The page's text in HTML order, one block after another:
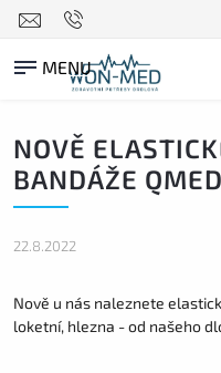
NOVĚ
BANDÁŽE QMED
22.8.2022
Nově u nás naleznete
loketní, hlezna - od našeho